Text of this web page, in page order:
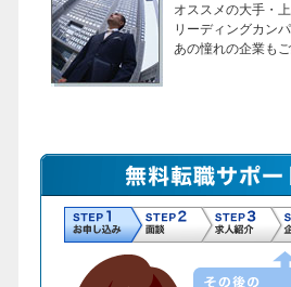
オススメの大手・
リーディングカン
あの憧れの企業も